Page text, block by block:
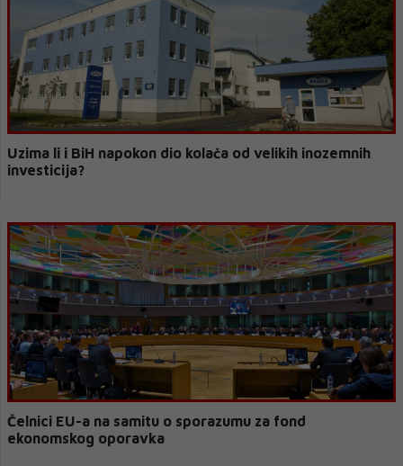
Uzima li i BiH napokon dio kolača od velikih inozemnih
investicija?
Čelnici EU-a na samitu o sporazumu za fond
ekonomskog oporavka